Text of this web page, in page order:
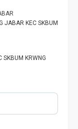
JABAR KEC SKBUM
SKBUM KRWNG